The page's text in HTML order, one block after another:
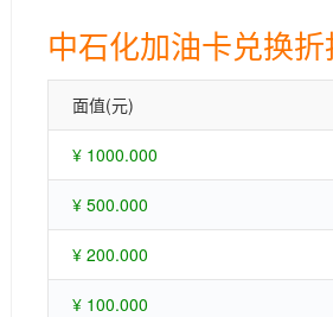
中石化加油卡兑换
面值(元)
¥ 1000.000
¥ 500.000
¥ 200.000
¥ 100.000